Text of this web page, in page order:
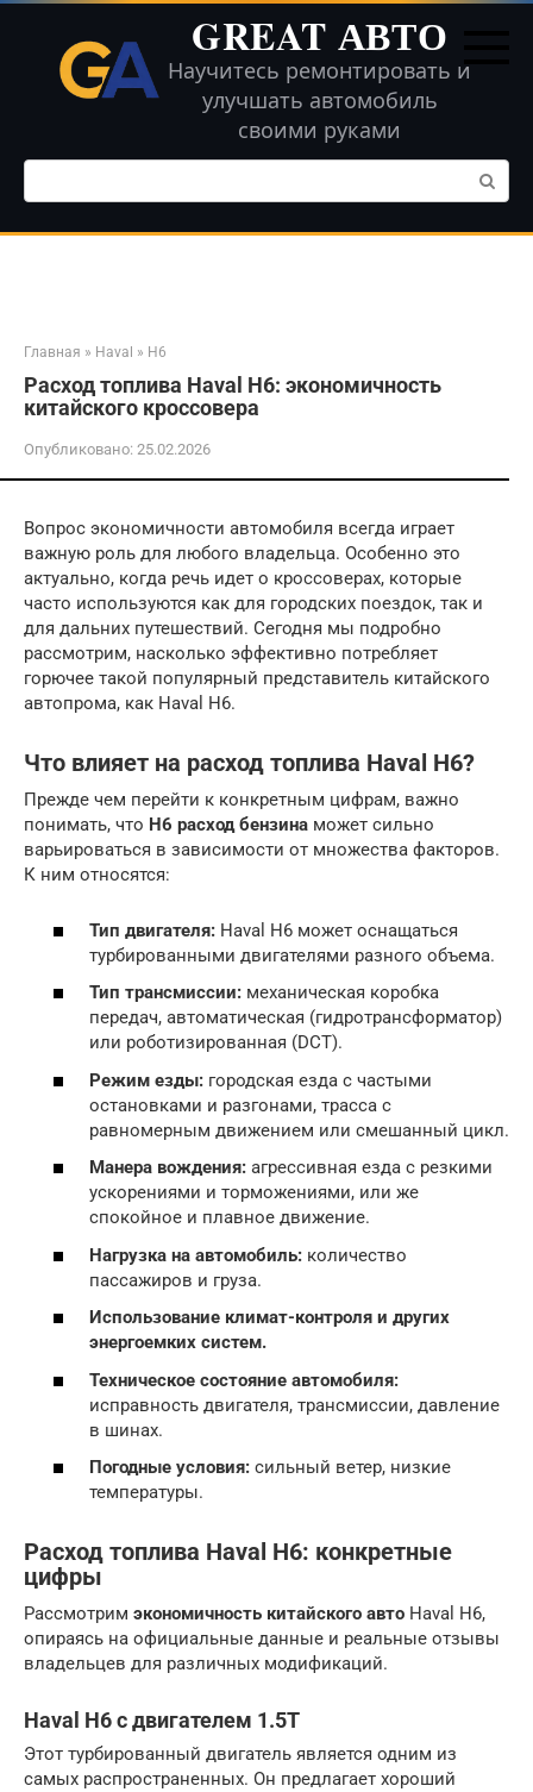
Перейти
контенту
GREAT АВТО
Научитесь ремонтировать и
улучшать автомобиль
своими руками
Поиск:
Главная » Haval » H6
Расход топлива Haval H6: экономичность
китайского кроссовера
Опубликовано: 25.02.2026
Вопрос экономичности автомобиля всегда играет
важную роль для любого владельца. Особенно это
актуально, когда речь идет о кроссоверах, которые
часто используются как для городских поездок, так и
для дальних путешествий. Сегодня мы подробно
рассмотрим, насколько эффективно потребляет
горючее такой популярный представитель китайского
автопрома, как Haval H6.
Что влияет на расход топлива Haval H6?
Прежде чем перейти к конкретным цифрам, важно
понимать, что H6 расход бензина может сильно
варьироваться в зависимости от множества факторов.
К ним относятся:
Тип двигателя: Haval H6 может оснащаться
турбированными двигателями разного объема.
Тип трансмиссии: механическая коробка
передач, автоматическая (гидротрансформатор)
или роботизированная (DCT).
Режим езды: городская езда с частыми
остановками и разгонами, трасса с
равномерным движением или смешанный цикл.
Манера вождения: агрессивная езда с резкими
ускорениями и торможениями, или же
спокойное и плавное движение.
Нагрузка на автомобиль: количество
пассажиров и груза.
Использование климат-контроля и других
энергоемких систем.
Техническое состояние автомобиля:
исправность двигателя, трансмиссии, давление
в шинах.
Погодные условия: сильный ветер, низкие
температуры.
Расход топлива Haval H6: конкретные
цифры
Рассмотрим экономичность китайского авто Haval H6,
опираясь на официальные данные и реальные отзывы
владельцев для различных модификаций.
Haval H6 с двигателем 1.5T
Этот турбированный двигатель является одним из
самых распространенных. Он предлагает хороший